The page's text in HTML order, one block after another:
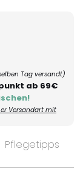
Tag versandt)
ab 69€
Versandart mit
Pflegetipps